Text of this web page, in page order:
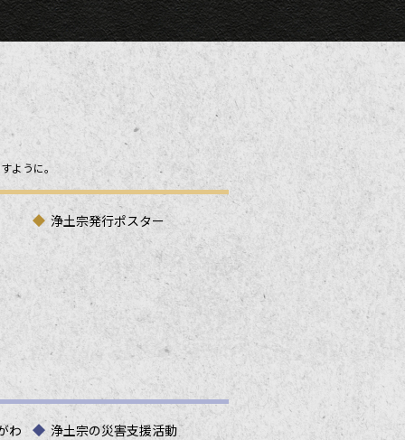
ように。
浄土宗発行ポスター
わ 浄土宗の災害支援活動